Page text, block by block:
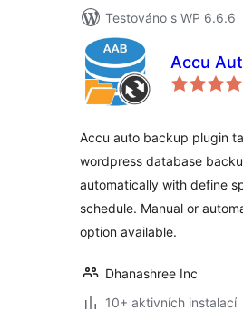
Testováno s WP 6.6.6
Accu
Accu auto backup plugin
wordpress database
automatically with define
schedule. Manual or
option available.
Dhanashree Inc
10+ aktivních instalací